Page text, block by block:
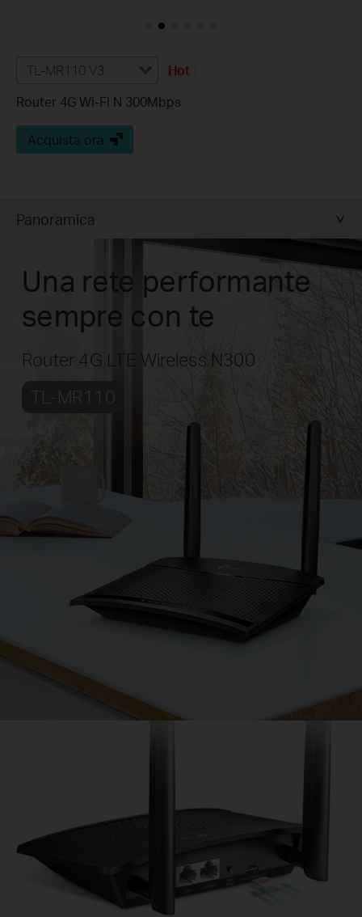
TL-MR110 V3
Hot
Router 4G Wi-Fi N 300Mbps
Acquista ora
Panoramica
Una rete performante
sempre con te
Router 4G LTE Wireless N300
TL-MR110